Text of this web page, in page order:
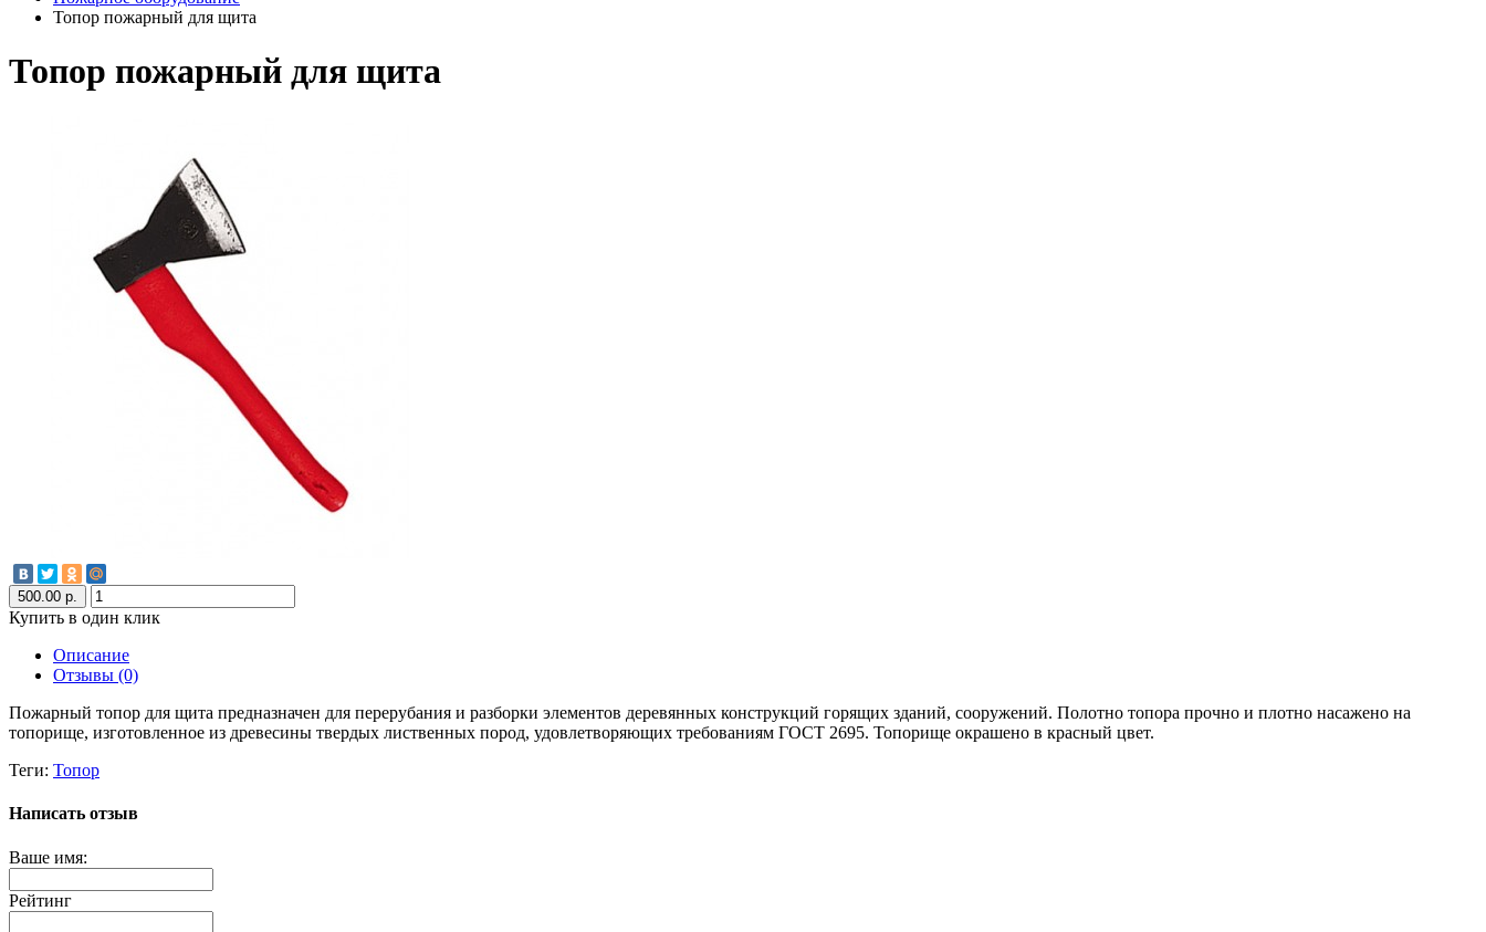
Топор пожарный для щита
Топор пожарный для щита
500.00 р.
Купить в один клик
Описание
Отзывы (0)
Пожарный топор для щита предназначен для перерубания и разборки элементов деревянных конструкций горящих зданий, сооружений. Полотно топора прочно и плотно насажено на
топорище, изготовленное из древесины твердых лиственных пород, удовлетворяющих требованиям ГОСТ 2695. Топорище окрашено в красный цвет.
Теги: Топор
Написать отзыв
Ваше имя:
Рейтинг